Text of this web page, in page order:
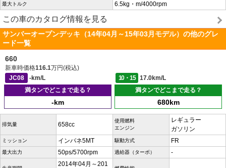
最大トルク 6.5kg・m/4000rpm
この車のカタログ情報を見る
サンバーオープンデッキ（14年04月～15年03月モデル）の他のグレ
ード一覧
660
新車時価格116.1万円(税込)
JC08
-km/L 10・15
17.0km/L
満タンでどこまで走る？
-km
満タンでどこまで走る？
680km
排気量 658cc
使用燃料
エンジン
レギュラー
ガソリン
ミッション インパネ5MT 駆動方式 FR
最大出力 50ps/5700rpm 過給器（ターボ） -
2014年04月～201